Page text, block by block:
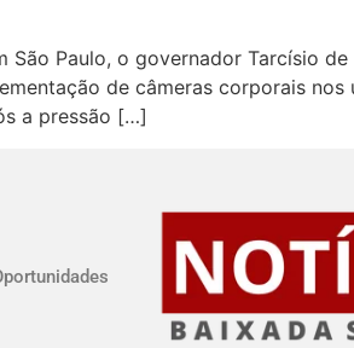
Paulo, o governador Tarcísio
de câmeras corporais
a pressão […]